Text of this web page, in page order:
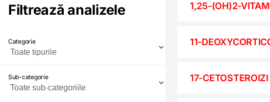
Filtrează analizele 1,25-(OH)2-
11-
17-